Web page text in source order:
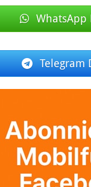
WhatsApp
Telegram